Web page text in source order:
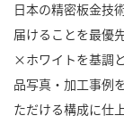
日本の精密板金技
届けることを最優
×ホワイトを基調
品写真・加工事例
ただける構成に仕